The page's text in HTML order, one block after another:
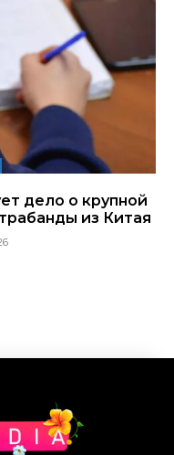
дело о крупной
из Китая